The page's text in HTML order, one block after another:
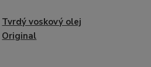
Tvrdý voskový olej
Original